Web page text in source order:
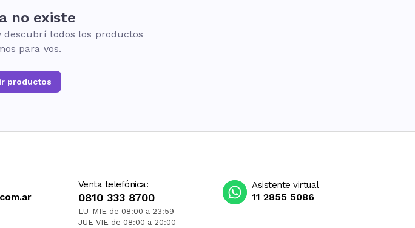
no existe
descubrí todos los productos
para vos.
productos
Venta telefónica:
0810 333 8700
LU-MIE de 08:00 a 23:59
JUE-VIE de 08:00 a 20:00
Asistente virtual
11 2855 5086